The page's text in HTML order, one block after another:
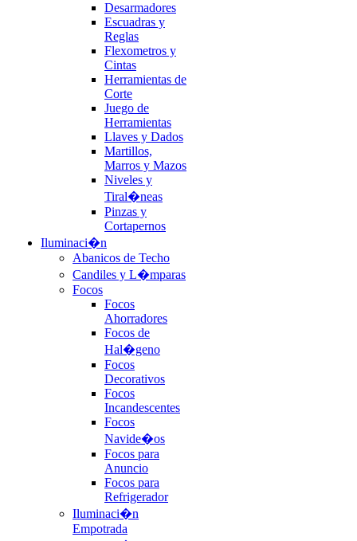
Desarmadores
Escuadras y
Reglas
Flexometros y
Cintas
Herramientas de
Corte
Juego de
Herramientas
Llaves y Dados
Martillos,
Marros y Mazos
Niveles y
Tiral�neas
Pinzas y
Cortapernos
Iluminaci�n
Abanicos de Techo
Candiles y L�mparas
Focos
Focos
Ahorradores
Focos de
Hal�geno
Focos
Decorativos
Focos
Incandescentes
Focos
Navide�os
Focos para
Anuncio
Focos para
Refrigerador
Iluminaci�n
Empotrada